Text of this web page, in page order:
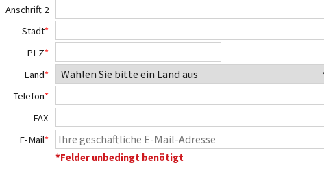
Anschrift 2
Stadt*
PLZ*
Land*
Telefon*
FAX
E-Mail*
*Felder unbedingt benötigt